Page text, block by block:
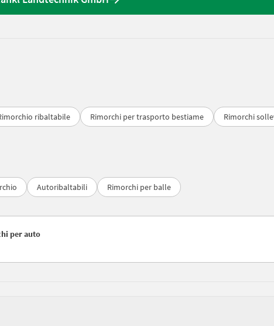
ribaltabile Rimorchi per trasporto bestiame Rimorchi
Autoribaltabili Rimorchi per balle
per auto